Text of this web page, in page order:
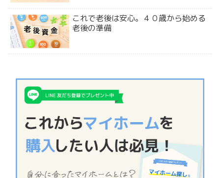
これで老後は安心。４０歳から始める
老後の準備